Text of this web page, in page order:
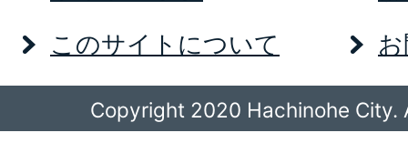
このサイトについて
Copyright 2020 Hachinohe City.